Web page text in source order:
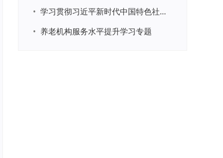
•
学习贯彻习近平新时代中国特色社会主义思想主题教育
• 养老机构服务水平提升学习专题